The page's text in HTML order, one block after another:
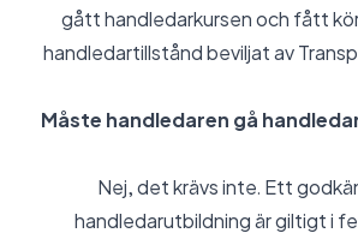
gått handledarkursen och fått
handledartillstånd beviljat av
Måste handledaren gå
Nej, det krävs inte. Ett
handledarutbildning är giltigt i